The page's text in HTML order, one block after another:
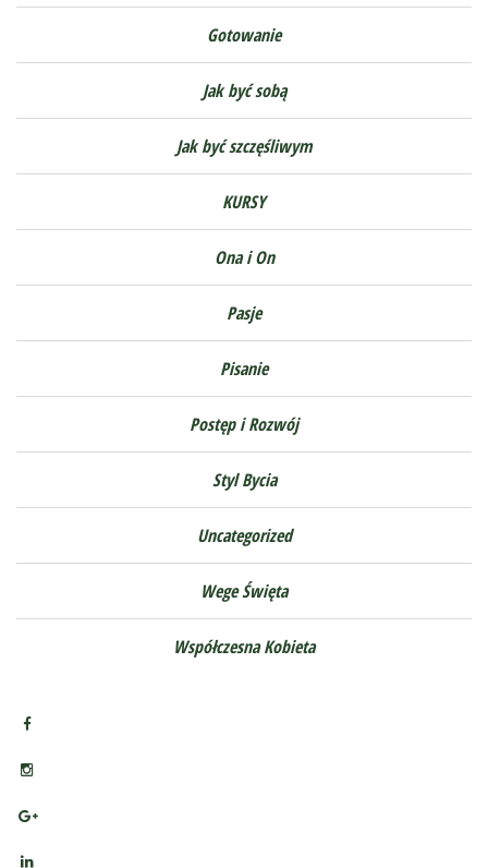
Gotowanie
Jak być sobą
Jak być szczęśliwym
KURSY
Ona i On
Pasje
Pisanie
Postęp i Rozwój
Styl Bycia
Uncategorized
Wege Święta
Współczesna Kobieta